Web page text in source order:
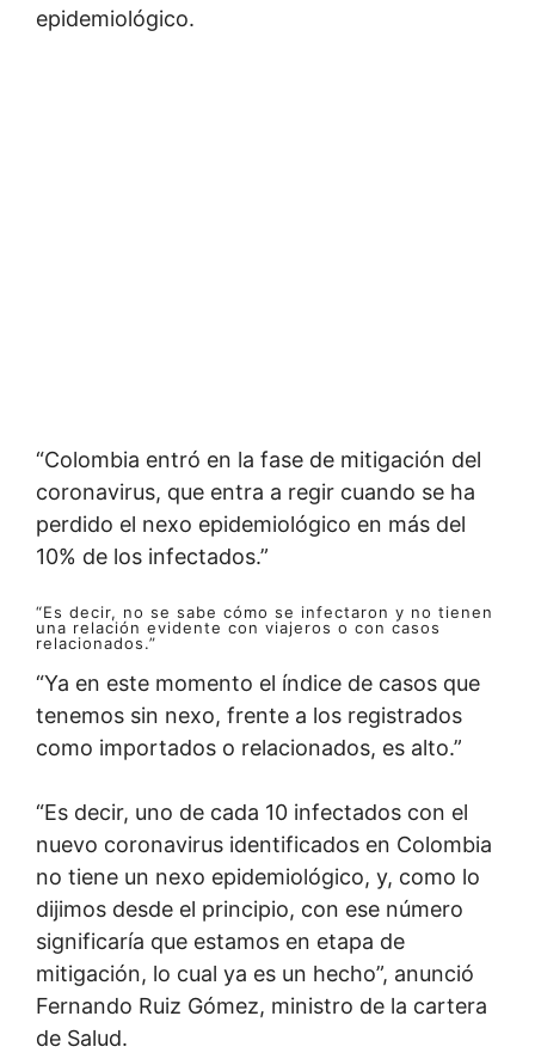
epidemiológico.
“Colombia entró en la fase de mitigación del
coronavirus, que entra a regir cuando se ha
perdido el nexo epidemiológico en más del
10% de los infectados.”
“Es decir, no se sabe cómo se infectaron y no tienen
una relación evidente con viajeros o con casos
relacionados.”
“Ya en este momento el índice de casos que
tenemos sin nexo, frente a los registrados
como importados o relacionados, es alto.”
“Es decir, uno de cada 10 infectados con el
nuevo coronavirus identificados en Colombia
no tiene un nexo epidemiológico, y, como lo
dijimos desde el principio, con ese número
significaría que estamos en etapa de
mitigación, lo cual ya es un hecho”, anunció
Fernando Ruiz Gómez, ministro de la cartera
de Salud.